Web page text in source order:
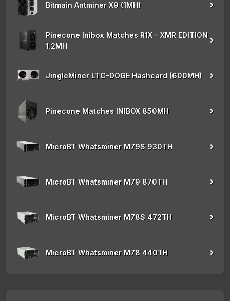
Bitmain Antminer X9 (1MH)
Pinecone Inibox Matches R1X - XMR EDITION
1.2MH
JingleMiner LTC-DOGE Hashcard (600MH)
Pinecone Matches INIBOX 850MH
MicroBT Whatsminer M79S 930TH
MicroBT Whatsminer M79 870TH
MicroBT Whatsminer M78S 472TH
MicroBT Whatsminer M78 440TH